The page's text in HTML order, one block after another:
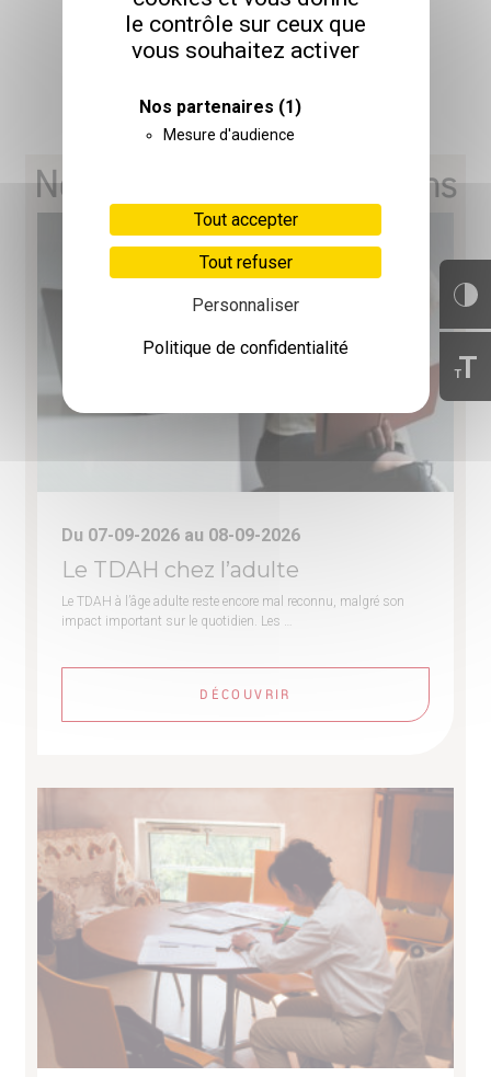
le contrôle sur ceux que
vous souhaitez activer
Nos partenaires (1)
Mesure d'audience
Tout accepter
Tout refuser
Personnaliser
Politique de confidentialité
TT
CATALOGUE 2026
TÉLÉCHARGER
Nos prochaines formations
Du 07-09-2026 au 08-09-2026
Le TDAH chez l’adulte
Le TDAH à l’âge adulte reste encore mal reconnu, malgré son
impact important sur le quotidien. Les …
DÉCOUVRIR